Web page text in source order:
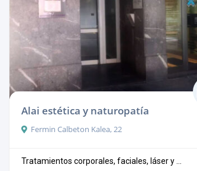
Alai estética y naturopatía
Fermin Calbeton Kalea, 22
Tratamientos corporales, faciales, láser y ...